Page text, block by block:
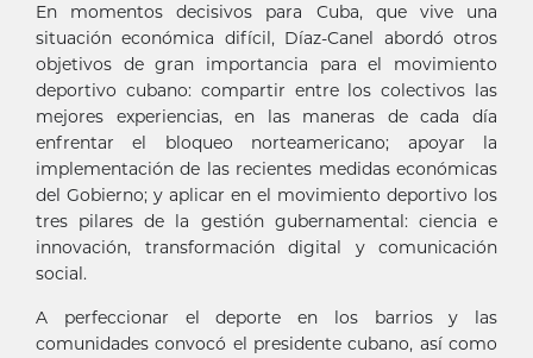
En momentos decisivos para Cuba, que vive una
situación económica difícil, Díaz-Canel abordó otros
objetivos de gran importancia para el movimiento
deportivo cubano: compartir entre los colectivos las
mejores experiencias, en las maneras de cada día
enfrentar el bloqueo norteamericano; apoyar la
implementación de las recientes medidas económicas
del Gobierno; y aplicar en el movimiento deportivo los
tres pilares de la gestión gubernamental: ciencia e
innovación, transformación digital y comunicación
social.
A perfeccionar el deporte en los barrios y las
comunidades convocó el presidente cubano, así como